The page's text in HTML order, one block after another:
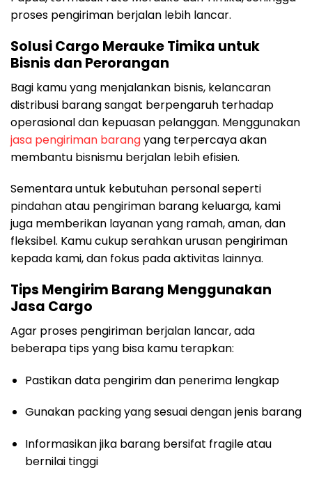
proses pengiriman berjalan lebih lancar.
Solusi Cargo Merauke Timika untuk
Bisnis dan Perorangan
Bagi kamu yang menjalankan bisnis, kelancaran
distribusi barang sangat berpengaruh terhadap
operasional dan kepuasan pelanggan. Menggunakan
jasa pengiriman barangyang terpercaya akan
membantu bisnismu berjalan lebih efisien.
Sementara untuk kebutuhan personal seperti
pindahan atau pengiriman barang keluarga, kami
juga memberikan layanan yang ramah, aman, dan
fleksibel. Kamu cukup serahkan urusan pengiriman
kepada kami, dan fokus pada aktivitas lainnya.
Tips Mengirim Barang Menggunakan
Jasa Cargo
Agar proses pengiriman berjalan lancar, ada
beberapa tips yang bisa kamu terapkan:
Pastikan data pengirim dan penerima lengkap
Gunakan packing yang sesuai dengan jenis barang
Informasikan jika barang bersifat fragile atau
bernilai tinggi